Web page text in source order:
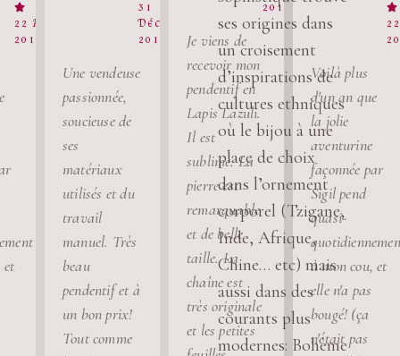

22 Avril
2019
et
31
Décembre
2017
Une vendeuse
passionnée,
soucieuse de
ses
matériaux
utilisés et du
travail
manuel. Très
beau
pendentif et à
un bon prix!
Tout comme
2017
Je viens de
recevoir mon
pendentif en
Lapis Lazuli.
Il est
sublime. La
pierre est
remarquable
et de belle
taille. La
chaîne est
très originale
et les petites

Voilà plus
d'un an que
la jolie
aventurine
façonnée par
Sigil pend
quasi-
à mon cou, et
elle n'a pas
bougé! (ça
n'était pas
ses origines dans
un croisement
d’inspirations de
cultures ethniques
où le bijou à une
place de choix
dans l’ornement
corporel (Tzigane,
Inde, Afrique,
Chine… etc) mais
aussi dans des
courants plus
modernes: Bohème